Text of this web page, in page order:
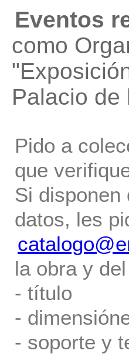
Eventos
como
Palacio de
Pido a
que
Si disponen
datos, les
la obra y
- título
-
- soporte y